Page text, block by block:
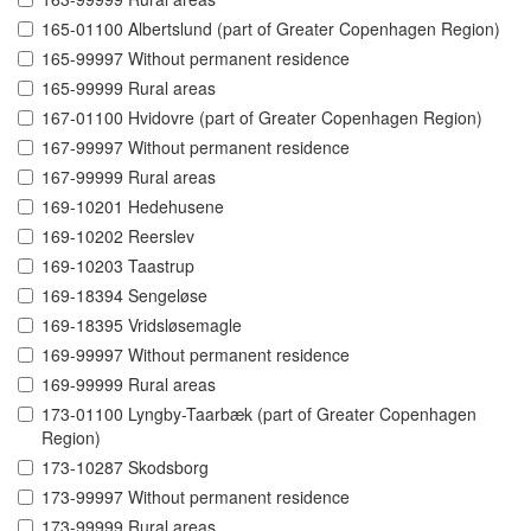
165-01100 Albertslund (part of Greater Copenhagen Region)
165-99997 Without permanent residence
165-99999 Rural areas
167-01100 Hvidovre (part of Greater Copenhagen Region)
167-99997 Without permanent residence
167-99999 Rural areas
169-10201 Hedehusene
169-10202 Reerslev
169-10203 Taastrup
169-18394 Sengeløse
169-18395 Vridsløsemagle
169-99997 Without permanent residence
169-99999 Rural areas
173-01100 Lyngby-Taarbæk (part of Greater Copenhagen
Region)
173-10287 Skodsborg
173-99997 Without permanent residence